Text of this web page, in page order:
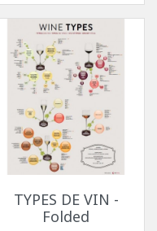
TYPES DE VIN -
Folded